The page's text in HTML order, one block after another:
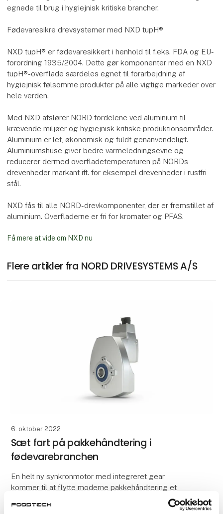
egnede til brug i hygiejnisk kritiske brancher.
Fødevaresikre drevsystemer med NXD tupH®
NXD tupH® er fødevaresikkert i henhold til f.eks. FDA og EU-
forordning 1935/2004. Dette gør komponenter med en NXD
tupH®-overflade særdeles egnet til forarbejdning af
hygiejnisk følsomme produkter på alle vigtige markeder over
hele verden.
Med NXD afslører NORD fordelene ved aluminium til
krævende miljøer og hygiejnisk kritiske produktionsområder.
Aluminium er let, økonomisk og fuldt genanvendeligt.
Aluminiumshuse giver bedre varmeledningsevne og
reducerer dermed overfladetemperaturen på NORDs
drevenheder markant ift. for eksempel drevenheder i rustfri
stål.
NXD fås til alle NORD-drevkomponenter, der er fremstillet af
aluminium. Overfladerne er fri for kromater og PFAS.
Få mere at vide om NXD nu
Flere artikler fra NORD DRIVESYSTEMS A/S
6. oktober 2022
Sæt fart på pakkehåndtering i
fødevarebranchen
En helt ny synkronmotor med integreret gear
kommer til at flytte moderne pakkehåndtering et
DuoDrive og er udviklet af den tyske